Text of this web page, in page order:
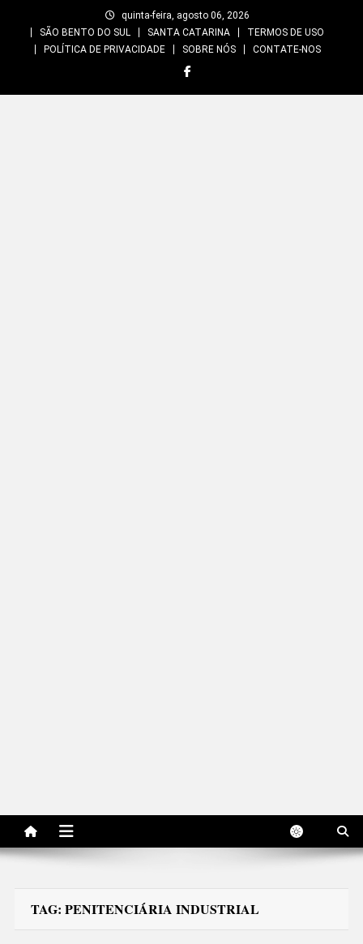
quinta-feira, agosto 06, 2026
SÃO BENTO DO SUL
SANTA CATARINA
TERMOS DE USO
POLÍTICA DE PRIVACIDADE
SOBRE NÓS CONTATE-NOS
TAG: PENITENCIÁRIA INDUSTRIAL